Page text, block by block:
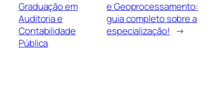
Graduação em
Auditoria e
Contabilidade
Pública
e Geoprocessamento:
guia completo sobre a
especialização! →